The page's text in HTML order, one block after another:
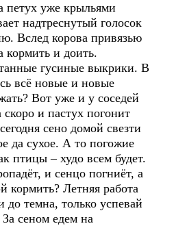
петух уже крыльями
надтреснутый голосок
Вслед корова привязью
кормить и доить.
гусиные выкрики. В
всё новые и новые
Вот уже и у соседей
скоро и пастух погонит
сено домой свезти
да сухое. А то погожие
птицы – худо всем будет.
и сенцо погниёт, а
кормить? Летняя работа
до темна, только успевай
сеном едем на